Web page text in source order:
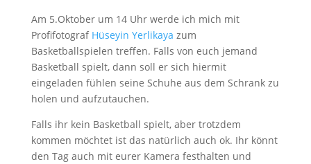
Am 5.Oktober um 14 Uhr werde ich mich mit
Profifotograf Hüseyin Yerlikaya zum
Basketballspielen treffen. Falls von euch jemand
Basketball spielt, dann soll er sich hiermit
eingeladen fühlen seine Schuhe aus dem Schrank zu
holen und aufzutauchen.
Falls ihr kein Basketball spielt, aber trotzdem
kommen möchtet ist das natürlich auch ok. Ihr könnt
den Tag auch mit eurer Kamera festhalten und